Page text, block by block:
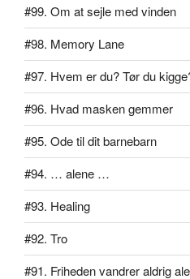
#99. Om at sejle med vinden
#98. Memory Lane
#97. Hvem er du? Tør du
#96. Hvad masken gemmer
#95. Ode til dit barnebarn
#94. … alene …
#93. Healing
#92. Tro
#91. Friheden vandrer aldrig